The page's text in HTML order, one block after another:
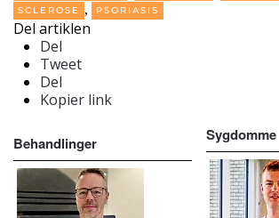
SCLEROSE , PSORIASIS
Del artiklen
Del
Tweet
Del
Kopier link
Behandlinger Sygdomme